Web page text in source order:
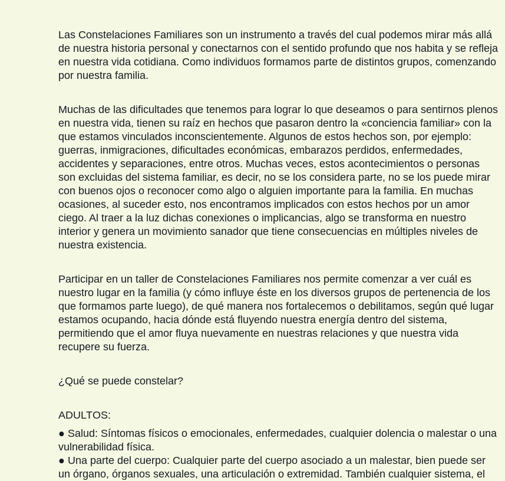
Las Constelaciones Familiares son un instrumento a través del cual podemos mirar más allá
de nuestra historia personal y conectarnos con el sentido profundo que nos habita y se refleja
en nuestra vida cotidiana. Como individuos formamos parte de distintos grupos, comenzando
por nuestra familia.
Muchas de las dificultades que tenemos para lograr lo que deseamos o para sentirnos plenos
en nuestra vida, tienen su raíz en hechos que pasaron dentro la «conciencia familiar» con la
que estamos vinculados inconscientemente. Algunos de estos hechos son, por ejemplo:
guerras, inmigraciones, dificultades económicas, embarazos perdidos, enfermedades,
accidentes y separaciones, entre otros. Muchas veces, estos acontecimientos o personas
son excluidas del sistema familiar, es decir, no se los considera parte, no se los puede mirar
con buenos ojos o reconocer como algo o alguien importante para la familia. En muchas
ocasiones, al suceder esto, nos encontramos implicados con estos hechos por un amor
ciego. Al traer a la luz dichas conexiones o implicancias, algo se transforma en nuestro
interior y genera un movimiento sanador que tiene consecuencias en múltiples niveles de
nuestra existencia.
Participar en un taller de Constelaciones Familiares nos permite comenzar a ver cuál es
nuestro lugar en la familia (y cómo influye éste en los diversos grupos de pertenencia de los
que formamos parte luego), de qué manera nos fortalecemos o debilitamos, según qué lugar
estamos ocupando, hacia dónde está fluyendo nuestra energía dentro del sistema,
permitiendo que el amor fluya nuevamente en nuestras relaciones y que nuestra vida
recupere su fuerza.
¿Qué se puede constelar?
ADULTOS:
● Salud: Síntomas físicos o emocionales, enfermedades, cualquier dolencia o malestar o una
vulnerabilidad física.
● Una parte del cuerpo: Cualquier parte del cuerpo asociado a un malestar, bien puede ser
un órgano, órganos sexuales, una articulación o extremidad. También cualquier sistema, el